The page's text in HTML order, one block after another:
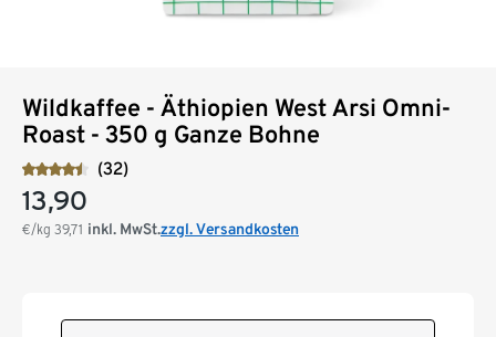
Wildkaffee - Äthiopien West Arsi Omni-
Roast - 350 g Ganze Bohne
(32)
13,90
€/kg 39,71 inkl. MwSt.zzgl. Versandkosten